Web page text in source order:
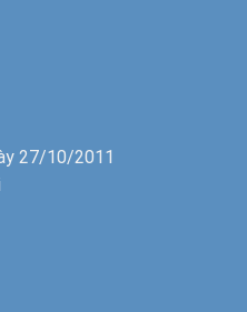
27/10/2011